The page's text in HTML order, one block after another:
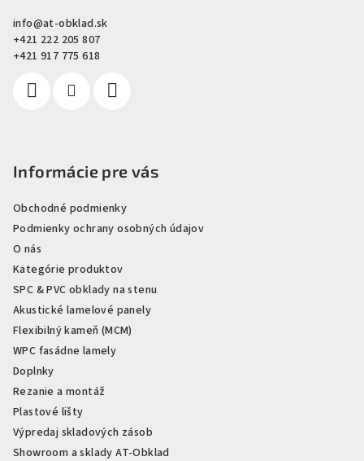
info@at-obklad.sk
+421 222 205 807
+421 917 775 618
Informácie pre vás
Obchodné podmienky
Podmienky ochrany osobných údajov
O nás
Kategórie produktov
SPC & PVC obklady na stenu
Akustické lamelové panely
Flexibilný kameň (MCM)
WPC fasádne lamely
Doplnky
Rezanie a montáž
Plastové lišty
Výpredaj skladových zásob
Showroom a sklady AT-Obklad